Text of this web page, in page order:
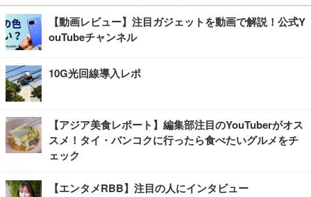
【動画レビュー】注目ガジェットを動画で解説！公式Y
ouTubeチャンネル
10G光回線導入レポ
【アジア美食レポート】編集部注目のYouTuberがオス
スメ！タイ・バンコクに行ったら食べたいグルメをチ
ェック
【エンタメRBB】注目の人にインタビュー